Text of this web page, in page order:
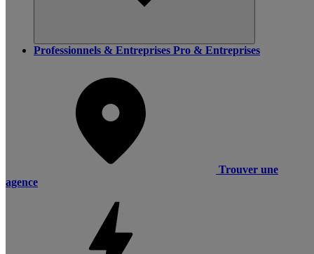
Professionnels & Entreprises Pro & Entreprises
Trouver une
agence